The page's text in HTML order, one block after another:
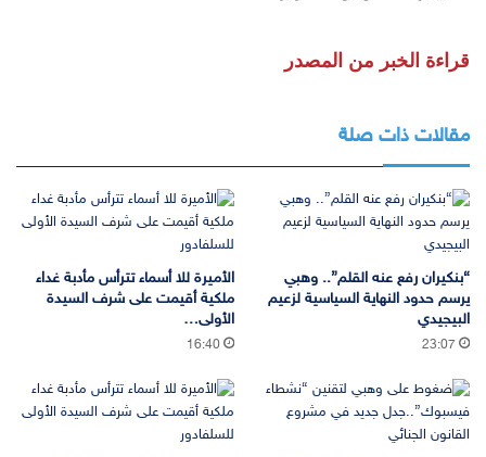
قراءة الخبر من المصدر
مقالات ذات صلة
“بنكيران رفع عنه القلم”.. وهبي
يرسم حدود النهاية السياسية لزعيم
البيجيدي
23:07
الأميرة للا أسماء تترأس مأدبة غداء
ملكية أقيمت على شرف السيدة
الأولى…
16:40